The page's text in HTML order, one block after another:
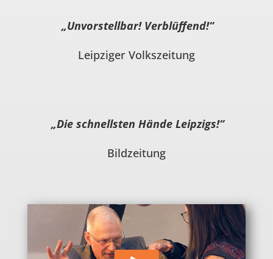
„Unvorstellbar! Verblüffend!“
Leipziger Volkszeitung
„Die schnellsten Hände Leipzigs!“
Bildzeitung